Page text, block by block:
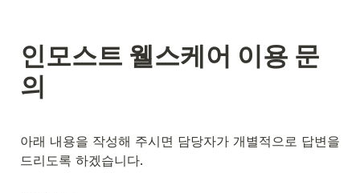
인모스트 웰스케어 이용 문
의
아래 내용을 작성해 주시면 담당자가 개별적으로 답변을
드리도록 하겠습니다.